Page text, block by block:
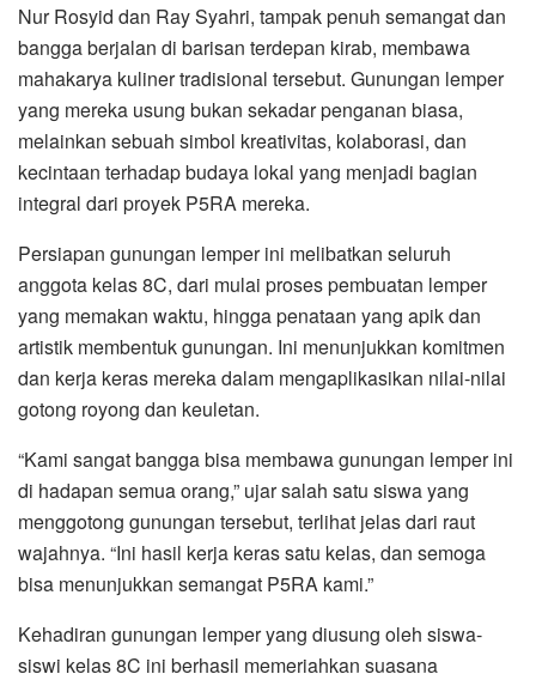
Nur Rosyid dan Ray Syahri, tampak penuh semangat dan
bangga berjalan di barisan terdepan kirab, membawa
mahakarya kuliner tradisional tersebut. Gunungan lemper
yang mereka usung bukan sekadar penganan biasa,
melainkan sebuah simbol kreativitas, kolaborasi, dan
kecintaan terhadap budaya lokal yang menjadi bagian
integral dari proyek P5RA mereka.
Persiapan gunungan lemper ini melibatkan seluruh
anggota kelas 8C, dari mulai proses pembuatan lemper
yang memakan waktu, hingga penataan yang apik dan
artistik membentuk gunungan. Ini menunjukkan komitmen
dan kerja keras mereka dalam mengaplikasikan nilai-nilai
gotong royong dan keuletan.
“Kami sangat bangga bisa membawa gunungan lemper ini
di hadapan semua orang,” ujar salah satu siswa yang
menggotong gunungan tersebut, terlihat jelas dari raut
wajahnya. “Ini hasil kerja keras satu kelas, dan semoga
bisa menunjukkan semangat P5RA kami.”
Kehadiran gunungan lemper yang diusung oleh siswa-
siswi kelas 8C ini berhasil memeriahkan suasana